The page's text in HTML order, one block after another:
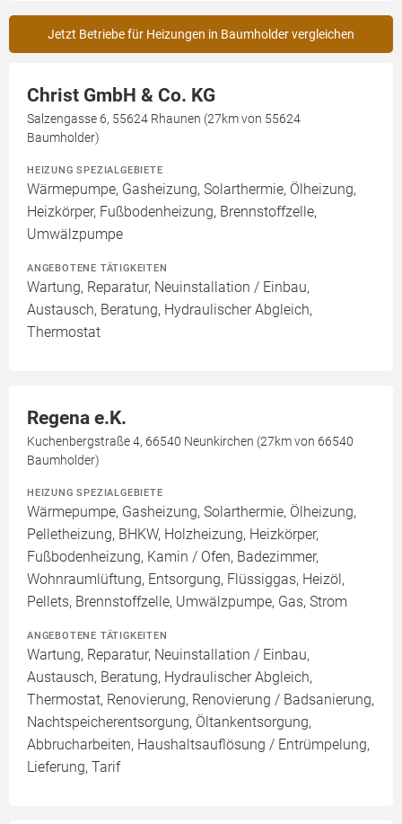
Jetzt Betriebe für Heizungen in Baumholder vergleichen
Christ GmbH & Co. KG
Salzengasse 6, 55624 Rhaunen (27km von 55624
Baumholder)
HEIZUNG SPEZIALGEBIETE
Wärmepumpe, Gasheizung, Solarthermie, Ölheizung,
Heizkörper, Fußbodenheizung, Brennstoffzelle,
Umwälzpumpe
ANGEBOTENE TÄTIGKEITEN
Wartung, Reparatur, Neuinstallation / Einbau,
Austausch, Beratung, Hydraulischer Abgleich,
Thermostat
Regena e.K.
Kuchenbergstraße 4, 66540 Neunkirchen (27km von 66540
Baumholder)
HEIZUNG SPEZIALGEBIETE
Wärmepumpe, Gasheizung, Solarthermie, Ölheizung,
Pelletheizung, BHKW, Holzheizung, Heizkörper,
Fußbodenheizung, Kamin / Ofen, Badezimmer,
Wohnraumlüftung, Entsorgung, Flüssiggas, Heizöl,
Pellets, Brennstoffzelle, Umwälzpumpe, Gas, Strom
ANGEBOTENE TÄTIGKEITEN
Wartung, Reparatur, Neuinstallation / Einbau,
Austausch, Beratung, Hydraulischer Abgleich,
Thermostat, Renovierung, Renovierung / Badsanierung,
Nachtspeicherentsorgung, Öltankentsorgung,
Abbrucharbeiten, Haushaltsauflösung / Entrümpelung,
Lieferung, Tarif